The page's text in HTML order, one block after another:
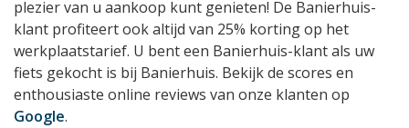
plezier van u aankoop kunt genieten! De Banierhuis-
klant profiteert ook altijd van 25% korting op het
werkplaatstarief. U bent een Banierhuis-klant als uw
fiets gekocht is bij Banierhuis. Bekijk de scores en
enthousiaste online reviews van onze klanten op
Google.